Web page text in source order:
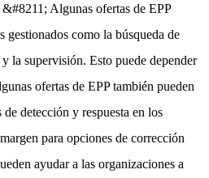
&#8211; Algunas ofertas de EPP
gestionados como la búsqueda de
y la supervisión. Esto puede depender
ofertas de EPP también pueden
detección y respuesta en los
para opciones de corrección
ayudar a las organizaciones a